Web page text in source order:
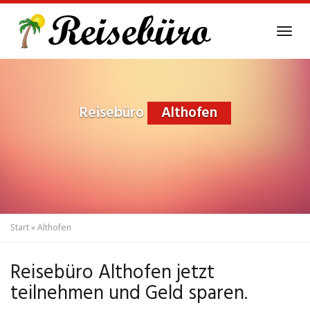
main
Reisebüro Althofen
Start»Althofen
Reisebüro Althofen jetzt
teilnehmen und Geld sparen.